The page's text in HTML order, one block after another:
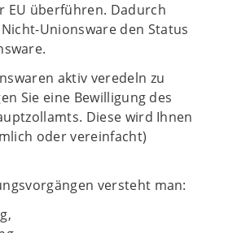
EU überführen. Dadurch
Unionsware den Status
aktiv veredeln zu
Sie eine Bewilligung des
Diese wird Ihnen
oder vereinfacht)
versteht man: